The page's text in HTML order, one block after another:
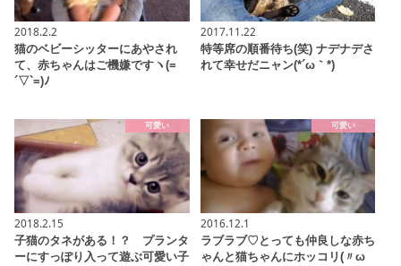
2018.2.2
猫のベビーシッターにあやされ
て、赤ちゃんはご機嫌ですヽ(=
´▽`=)ﾉ
2017.11.22
特等席の順番待ち(笑) ナデナデさ
れて幸せだニャン(*´ω｀*)
可愛い
2018.2.15
子猫のタネがある！？ プランタ
ーにすっぽり入って遊ぶ可愛い子
可愛い
2016.12.1
ラブラブ♡とっても仲良しな赤ち
ゃんと猫ちゃんにホッコリ(〃ω